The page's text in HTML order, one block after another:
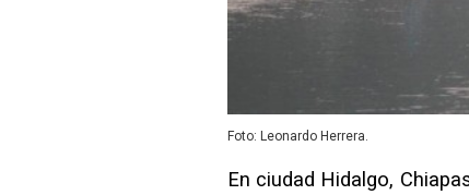
Foto: Leonardo Herrera.
En ciudad Hidalgo,